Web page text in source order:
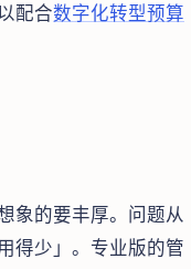
配合数字化转型预算
象的要丰厚。问题从
得少」。专业版的管